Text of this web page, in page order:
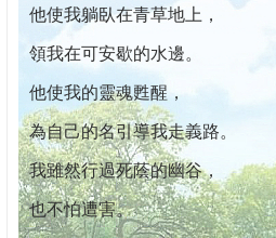
他使我躺臥在青草地上，
領我在可安歇的水邊。
他使我的靈魂甦醒，
為自己的名引導我走義路。
我雖然行過死蔭的幽谷，
也不怕遭害。